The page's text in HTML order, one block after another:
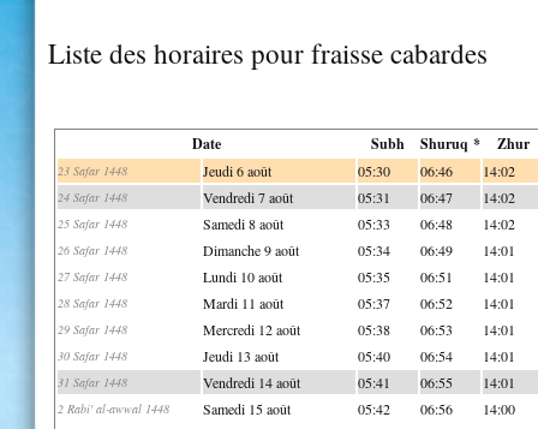
Liste des horaires pour fraisse cabardes
Date Subh Shuruq * Zhur
23 Safar 1448 Jeudi 6 août 05:30 06:46 14:02
24 Safar 1448 Vendredi 7 août 05:31 06:47 14:02
25 Safar 1448 Samedi 8 août 05:33 06:48 14:02
26 Safar 1448 Dimanche 9 août 05:34 06:49 14:01
27 Safar 1448 Lundi 10 août 05:35 06:51 14:01
28 Safar 1448 Mardi 11 août 05:37 06:52 14:01
29 Safar 1448 Mercredi 12 août 05:38 06:53 14:01
30 Safar 1448 Jeudi 13 août 05:40 06:54 14:01
31 Safar 1448 Vendredi 14 août 05:41 06:55 14:01
2 Rabi' al-awwal 1448 Samedi 15 août 05:42 06:56 14:00